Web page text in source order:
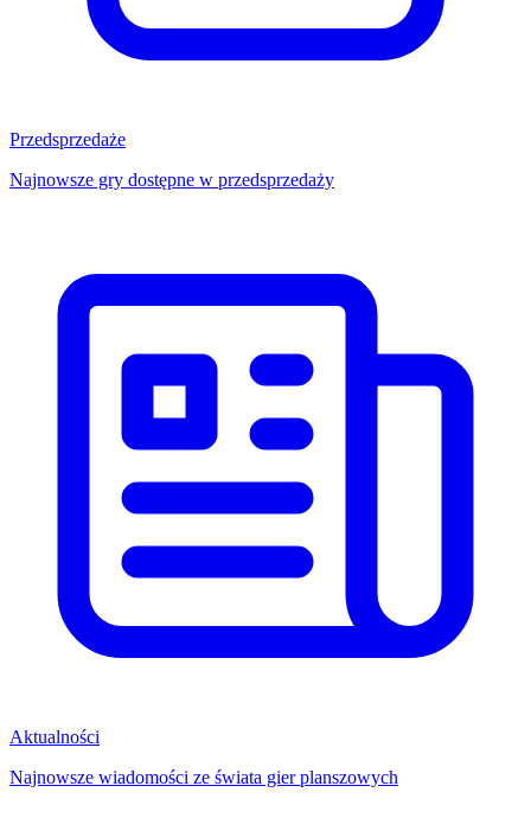
Przedsprzedaże
Najnowsze gry dostępne w przedsprzedaży
Aktualności
Najnowsze wiadomości ze świata gier planszowych